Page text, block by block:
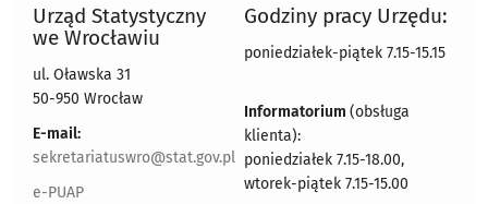
Urząd Statystyczny
we Wrocławiu
ul. Oławska 31
50-950 Wrocław
E-mail:
sekretariatuswro@stat.gov.pl
e-PUAP
Godziny pracy Urzędu:
poniedziałek-piątek 7.15-15.15
Informatorium (obsługa
klienta):
poniedziałek 7.15-18.00,
wtorek-piątek 7.15-15.00